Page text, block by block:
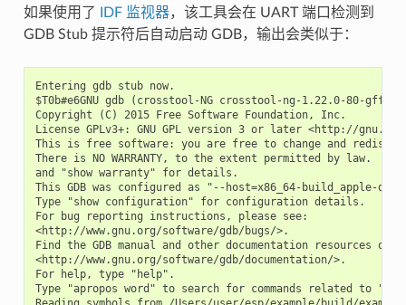
如果使用了 IDF 监视器，该工具会在 UART 端口检测到
GDB Stub 提示符后自动启动 GDB，输出会类似于：
Entering gdb stub now.
$T0b#e6GNU gdb (crosstool-NG crosstool-ng-1.22.0-80-
Copyright (C) 2015 Free Software Foundation, Inc.
License GPLv3+: GNU GPL version 3 or later <http://
This is free software: you are free to change and
There is NO WARRANTY, to the extent permitted by law.
and "show warranty" for details.
This GDB was configured as "--host=x86_64-build_apple-
Type "show configuration" for configuration details.
For bug reporting instructions, please see:
<http://www.gnu.org/software/gdb/bugs/>.
Find the GDB manual and other documentation resources
<http://www.gnu.org/software/gdb/documentation/>.
For help, type "help".
Type "apropos word" to search for commands related to